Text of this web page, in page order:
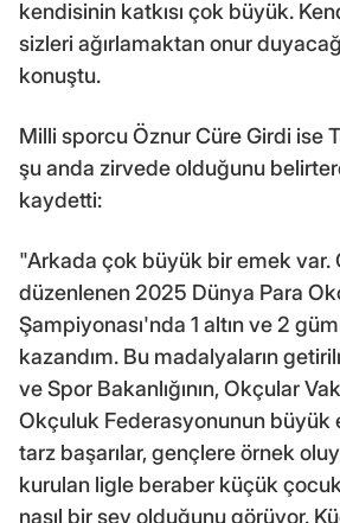
kendisinin katkısı çok büyük.
sizleri ağırlamaktan onur
konuştu.
Milli sporcu Öznur Cüre Girdi ise
şu anda zirvede olduğunu
kaydetti:
"Arkada çok büyük bir emek var.
düzenlenen 2025 Dünya Para
Şampiyonası'nda 1 altın ve 2
kazandım. Bu madalyaların
ve Spor Bakanlığının, Okçular
Okçuluk Federasyonunun büyük
tarz başarılar, gençlere örnek
kurulan ligle beraber küçük
nasıl bir şey olduğunu görüyor.